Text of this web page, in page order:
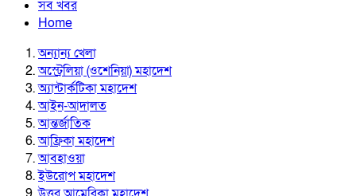
সব খবর
Home
অন্যান্য খেলা
অস্ট্রেলিয়া (ওশেনিয়া) মহাদেশ
অ্যান্টার্কটিকা মহাদেশ
আইন-আদালত
আন্তর্জাতিক
আফ্রিকা মহাদেশ
আবহাওয়া
ইউরোপ মহাদেশ